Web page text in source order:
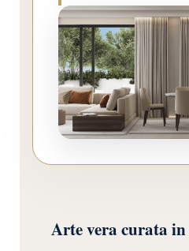
Arte vera curata in